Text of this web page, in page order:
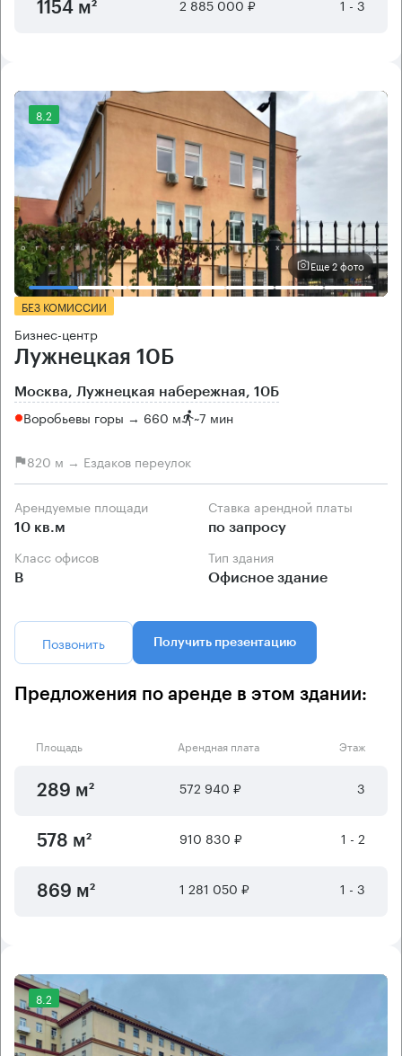
1154 м² 2 885 000 ₽ 1 - 3
8.2
Еще 2 фото
БЕЗ КОМИССИИ
Бизнес-центр
Лужнецкая 10Б
Москва, Лужнецкая набережная, 10Б
Воробьевы горы → 660 м ~7 мин
820 м → Ездаков переулок
Арендуемые площади
10 кв.м
Ставка арендной платы
по запросу
Класс офисов
B
Тип здания
Офисное здание
Позвонить Получить презентацию
Предложения по аренде в этом здании:
Площадь Арендная плата Этаж
289 м² 572 940 ₽ 3
578 м² 910 830 ₽ 1 - 2
869 м² 1 281 050 ₽ 1 - 3
8.2